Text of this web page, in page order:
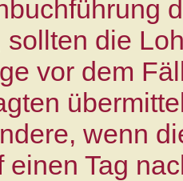
sollten die
vor dem
wenn
einen Tag